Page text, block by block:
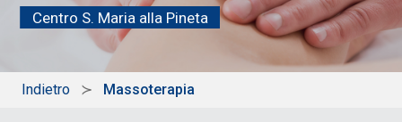
Centro S. Maria alla Pineta
Indietro Massoterapia